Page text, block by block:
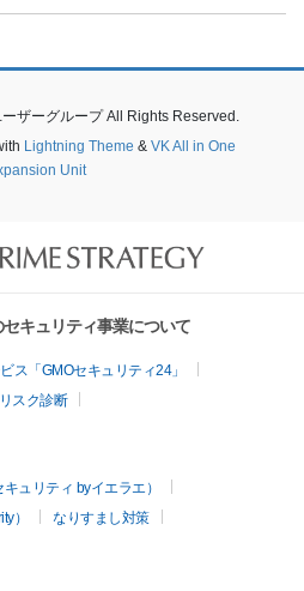
ザーグループ All Rights Reserved.
Lightning Theme & VK All in One
Unit
キュリティ事業について
ス「GMOセキュリティ24」
スク診断
ュリティ byイエラエ）
）
なりすまし対策